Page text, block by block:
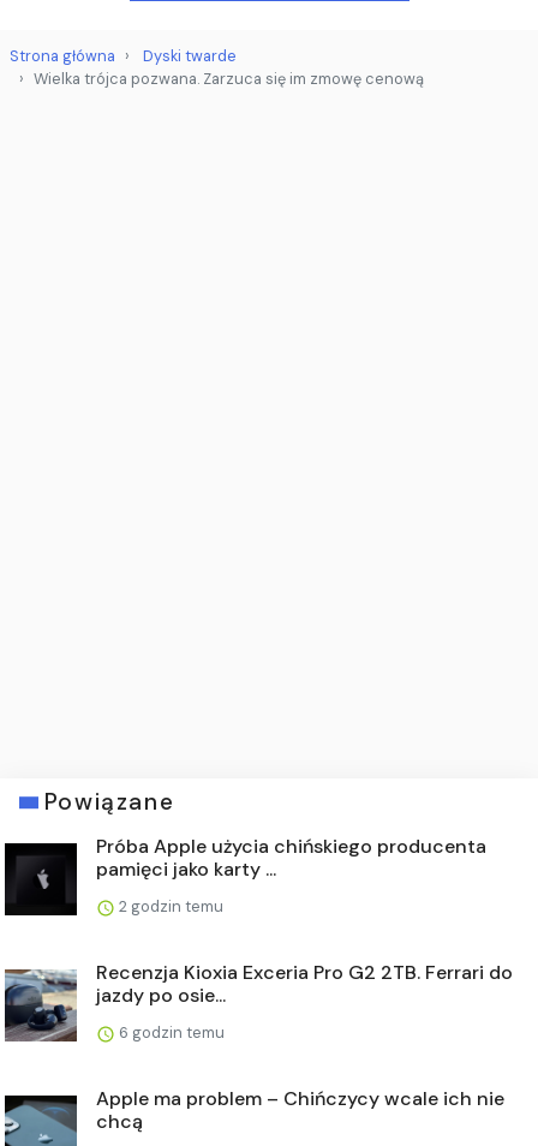
Strona główna
Dyski twarde
Wielka trójca pozwana. Zarzuca się im zmowę cenową
Powiązane
Próba Apple użycia chińskiego producenta
pamięci jako karty ...
2 godzin temu
Recenzja Kioxia Exceria Pro G2 2TB. Ferrari do
jazdy po osie...
6 godzin temu
Apple ma problem – Chińczycy wcale ich nie
chcą